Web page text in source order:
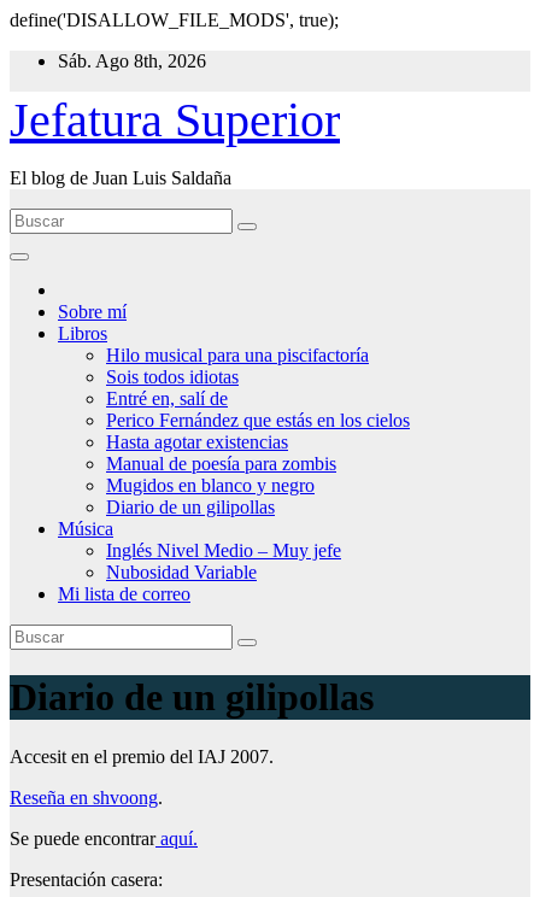
define('DISALLOW_FILE_MODS', true);
contenido
Sáb. Ago 8th, 2026
Jefatura Superior
El blog de Juan Luis Saldaña
Sobre mí
Libros
Hilo musical para una piscifactoría
Sois todos idiotas
Entré en, salí de
Perico Fernández que estás en los cielos
Hasta agotar existencias
Manual de poesía para zombis
Mugidos en blanco y negro
Diario de un gilipollas
Música
Inglés Nivel Medio – Muy jefe
Nubosidad Variable
Mi lista de correo
Diario de un gilipollas
Accesit en el premio del IAJ 2007.
Reseña en shvoong.
Se puede encontraraquí.
Presentación casera: